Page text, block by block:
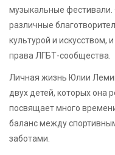
музыкальные
различные
культурой и искусством,
права ЛГБТ-сообщества.
Личная жизнь Юлии
двух детей, которых она
посвящает много
баланс между
заботами.